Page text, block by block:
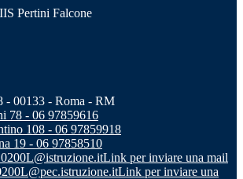
IIS Pertini Falcone
- 00133 - Roma - RM
78 - 06 97859616
108 - 06 97859918
19 - 06 97858510
Link per inviare una mail
Link per inviare una